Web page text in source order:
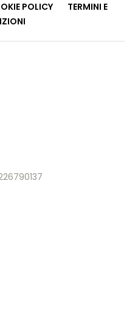
POLICY
TERMINI E